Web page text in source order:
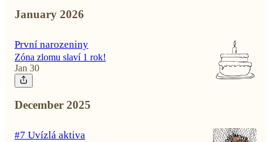
January 2026
První narozeniny
Zóna zlomu slaví 1 rok!
Jan 30
December 2025
#7 Uvízlá aktiva